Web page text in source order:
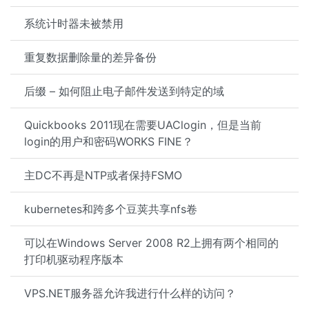
系统计时器未被禁用
重复数据删除量的差异备份
后缀 – 如何阻止电子邮件发送到特定的域
Quickbooks 2011现在需要UAClogin，但是当前
login的用户和密码WORKS FINE？
主DC不再是NTP或者保持FSMO
kubernetes和跨多个豆荚共享nfs卷
可以在Windows Server 2008 R2上拥有两个相同的
打印机驱动程序版本
VPS.NET服务器允许我进行什么样的访问？